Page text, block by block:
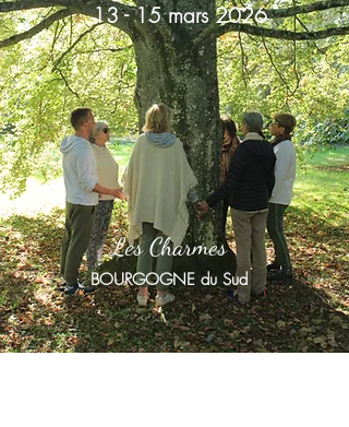
13 - 15 mars 2026
Les Charmes
BOURGOGNE du Sud